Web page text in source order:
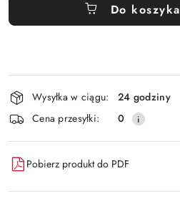
Do koszyka
Wyślij
Dostępność
i
dostawa
Wysyłka w ciągu:
24 godziny
Cena przesyłki:
0
Pobierz produkt do PDF